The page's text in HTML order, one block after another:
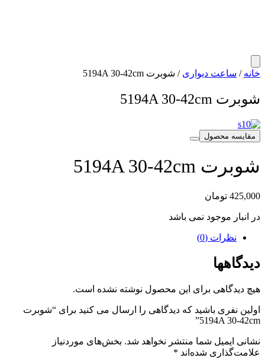
خانه / ساعت دیواری / شوبرت 5194A 30-42cm
شوبرت 5194A 30-42cm
مقایسه محصول
شوبرت 5194A 30-42cm
425,000 تومان
در انبار موجود نمی باشد
نظرات (0)
دیدگاهها
هیچ دیدگاهی برای این محصول نوشته نشده است.
اولین نفری باشید که دیدگاهی را ارسال می کنید برای “شوبرت
5194A 30-42cm”
نشانی ایمیل شما منتشر نخواهد شد. بخش‌های موردنیاز
علامت‌گذاری شده‌اند *